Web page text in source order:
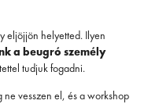
eljöjjön helyetted. Ilyen
a beugró személy
tudjuk fogadni.
ne vesszen el, és a workshop